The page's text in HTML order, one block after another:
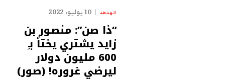
الهدهد 10 يوليو، 2022
“ذا صن”: منصور بن
زايد يشتري يختاً بـِ
600 مليون دولار
ليرضي غروره! (صور)